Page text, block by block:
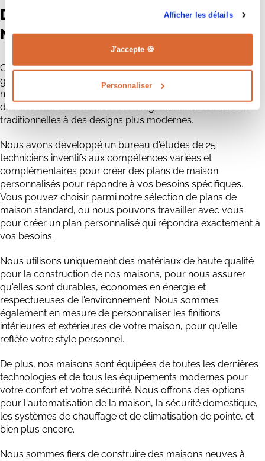
Afficher les détails
J'accepte 🍪
Personnaliser
Des maisons neuves à Nazelles-
Négron pour tous les goûts
Chez Maisons CPR, nous savons que chaque client a des
goûts et des préférences différents en matière de style de
maison. C'est pourquoi nous proposons une large sélection
de maisons neuves à Nazelles-Négron, allant de maisons
traditionnelles à des designs plus modernes.
Nous avons développé un bureau d'études de 25
techniciens inventifs aux compétences variées et
complémentaires pour créer des plans de maison
personnalisés pour répondre à vos besoins spécifiques.
Vous pouvez choisir parmi notre sélection de plans de
maison standard, ou nous pouvons travailler avec vous
pour créer un plan personnalisé qui répondra exactement à
vos besoins.
Nous utilisons uniquement des matériaux de haute qualité
pour la construction de nos maisons, pour nous assurer
qu'elles sont durables, économes en énergie et
respectueuses de l'environnement. Nous sommes
également en mesure de personnaliser les finitions
intérieures et extérieures de votre maison, pour qu'elle
reflète votre style personnel.
De plus, nos maisons sont équipées de toutes les dernières
technologies et de tous les équipements modernes pour
votre confort et votre sécurité. Nous offrons des options
pour l'automatisation de la maison, la sécurité domestique,
les systèmes de chauffage et de climatisation de pointe, et
bien plus encore.
Nous sommes fiers de construire des maisons neuves à